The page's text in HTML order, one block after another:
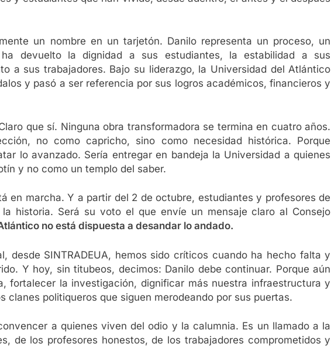
un nombre en un tarjetón. Danilo representa un proceso, un
devuelto la dignidad a sus estudiantes, la estabilidad a sus
a sus trabajadores. Bajo su liderazgo, la Universidad del Atlántico
y pasó a ser referencia por sus logros académicos, financieros y
que sí. Ninguna obra transformadora se termina en cuatro años.
no como capricho, sino como necesidad histórica. Porque
lo avanzado. Sería entregar en bandeja la Universidad a quienes
y no como un templo del saber.
en marcha. Y a partir del 2 de octubre, estudiantes y profesores de
historia. Será su voto el que envíe un mensaje claro al Consejo
no está dispuesta a desandar lo andado.
desde SINTRADEUA, hemos sido críticos cuando ha hecho falta y
Y hoy, sin titubeos, decimos: Danilo debe continuar. Porque aún
fortalecer la investigación, dignificar más nuestra infraestructura y
clanes politiqueros que siguen merodeando por sus puertas.
a quienes viven del odio y la calumnia. Es un llamado a la
de los profesores honestos, de los trabajadores comprometidos y